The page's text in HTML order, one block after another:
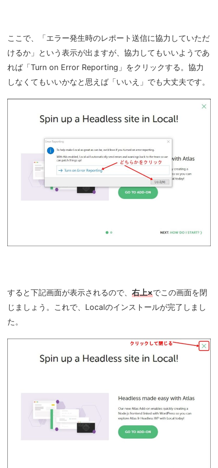
ここで、「エラー発生時のレポート送信に協力していただ
けるか」という表示が出ますが、協力してもいいようであ
れば「Turn on Error Reporting」をクリックする。協力
しなくてもいいかなと思えば「いいえ」でも大丈夫です。
すると下記画面が表示されるので、 右上×でこの画面を閉
じましょう。これで、Localのインストールが完了しまし
た。